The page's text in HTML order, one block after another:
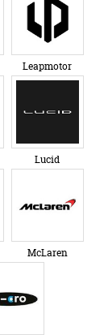
Leapmotor
Lucid
McLaren